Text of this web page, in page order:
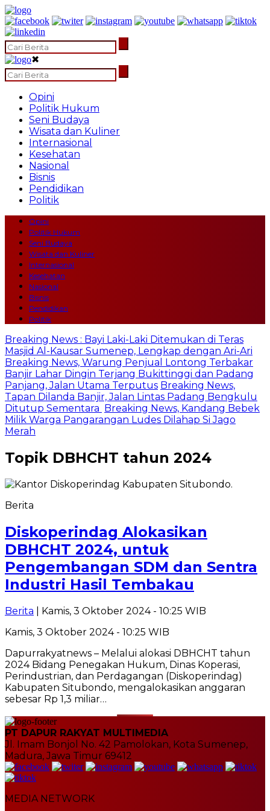
✖
Opini
Politik Hukum
Seni Budaya
Wisata dan Kuliner
Internasional
Kesehatan
Nasional
Bisnis
Pendidikan
Politik
Opini
Politik Hukum
Seni Budaya
Wisata dan Kuliner
Internasional
Kesehatan
Nasional
Bisnis
Pendidikan
Politik
Breaking News : Bayi Laki-Laki Ditemukan di Teras
Masjid Al-Kausar Sumenep, Lengkap dengan Ari-Ari
Breaking News, Warung Penjual Lontong Terbakar
Banjir Lahar Dingin Terjang Bukittinggi dan Padang
Panjang, Jalan Utama Terputus Breaking News,
Tapan Dilanda Banjir, Jalan Lintas Padang Bengkulu
Ditutup Sementara Breaking News, Kandang Bebek
Milik Warga Pangarangan Ludes Dilahap Si Jago
Merah
Topik DBHCHT tahun 2024
Berita
Diskoperindag Alokasikan
DBHCHT 2024, untuk
Pengembangan SDM dan Sentra
Industri Hasil Tembakau
Berita | Kamis, 3 Oktober 2024 - 10:25 WIB
Kamis, 3 Oktober 2024 - 10:25 WIB
Dapurrakyatnews – Melalui alokasi DBHCHT tahun
2024 Bidang Penegakan Hukum, Dinas Koperasi,
Perindustrian, dan Perdagangan (Diskoperindag)
Kabupaten Situbondo, mengalokasikan anggaran
sebesar Rp 1,3 miliar…
PT DAPUR RAKYAT MULTIMEDIA
Jl. Imam Bonjol No. 42 Pamolokan, Kota Sumenep,
Madura, Jawa Timur 69412
MEDIA NETWORK